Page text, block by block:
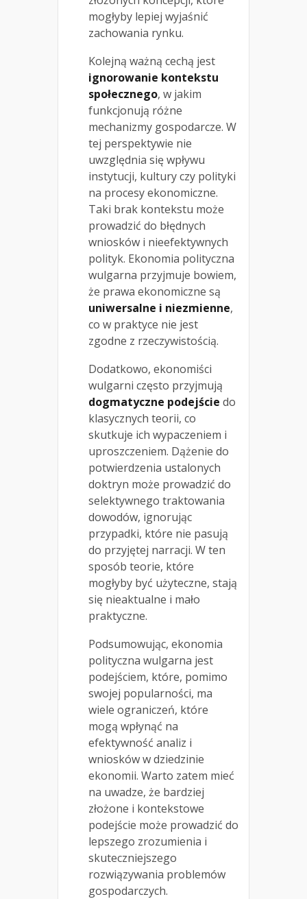
mogłyby lepiej wyjaśnić
zachowania rynku.
Kolejną ważną cechą jest
ignorowanie kontekstu
społecznego, w jakim
funkcjonują różne
mechanizmy gospodarcze. W
tej perspektywie nie
uwzględnia się wpływu
instytucji, kultury czy polityki
na procesy ekonomiczne.
Taki brak kontekstu może
prowadzić do błędnych
wniosków i nieefektywnych
polityk. Ekonomia polityczna
wulgarna przyjmuje bowiem,
że prawa ekonomiczne są
uniwersalne i niezmienne,
co w praktyce nie jest
zgodne z rzeczywistością.
Dodatkowo, ekonomiści
wulgarni często przyjmują
dogmatyczne podejście do
klasycznych teorii, co
skutkuje ich wypaczeniem i
uproszczeniem. Dążenie do
potwierdzenia ustalonych
doktryn może prowadzić do
selektywnego traktowania
dowodów, ignorując
przypadki, które nie pasują
do przyjętej narracji. W ten
sposób teorie, które
mogłyby być użyteczne, stają
się nieaktualne i mało
praktyczne.
Podsumowując, ekonomia
polityczna wulgarna jest
podejściem, które, pomimo
swojej popularności, ma
wiele ograniczeń, które
mogą wpłynąć na
efektywność analiz i
wniosków w dziedzinie
ekonomii. Warto zatem mieć
na uwadze, że bardziej
złożone i kontekstowe
podejście może prowadzić do
lepszego zrozumienia i
skuteczniejszego
rozwiązywania problemów
gospodarczych.